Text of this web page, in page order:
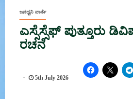
ಜನಧ್ವನಿ ವಾರ್ತೆ
ಎಸ್ಸೆಸ್ಸೆಫ್ ಪುತ್ತೂರು
ರಚನೆ
5th July 2026